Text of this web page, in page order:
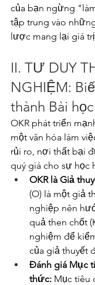
của bạn ngừng
tập trung vào
lược mang lại giá
II. TƯ DUY
NGHIỆM:
thành Bài
OKR phát triển
một văn hóa làm
rủi ro, nơi thất bại
quý giá cho sự học
OKR là Giả
(O) là một giả
nghiệp nên
quả then chốt
nghiệm để
của giả thuyết
Đánh giá Mục
thức: Mục tiêu